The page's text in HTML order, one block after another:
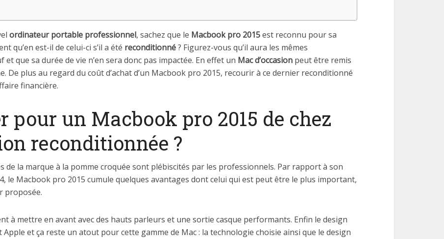
ordinateur portable professionnel, sachez que le Macbook pro 2015est reconnu pour sa
qu’en est-il de celui-ci s’il a été reconditionné? Figurez-vous qu’il aura les mêmes
que sa durée de vie n’en sera donc pas impactée. En effet un Mac d’occasion peut être remis
De plus au regard du coût d’achat d’un Macbook pro 2015, recourir à ce dernier reconditionné
financière.
pour un Macbook pro 2015 de chez
reconditionnée ?
de la marque à la pomme croquée sont plébiscités par les professionnels. Par rapport à son
le Macbook pro 2015 cumule quelques avantages dont celui qui est peut être le plus important,
proposée.
à mettre en avant avec des hauts parleurs et une sortie casque performants. Enfin le design
et ça reste un atout pour cette gamme de Mac : la technologie choisie ainsi que le design